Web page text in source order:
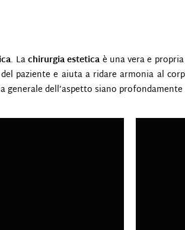
. Lachirurgia estetica è una vera e
paziente e aiuta a ridare armonia al
dell’aspetto siano